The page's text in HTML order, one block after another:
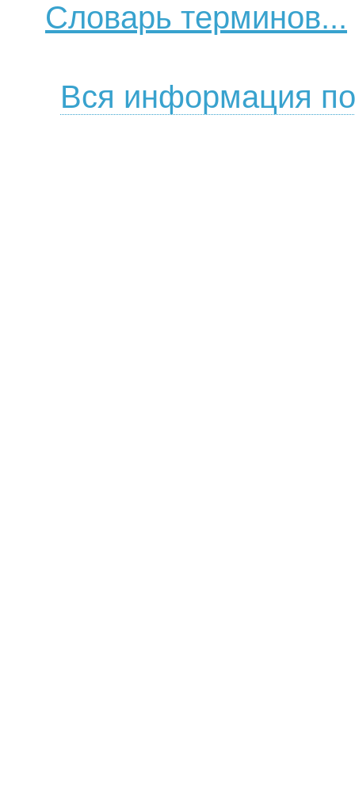
Словарь терминов...
Вся информация